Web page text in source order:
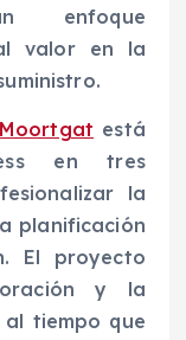
enfoque
valor en la
está
en tres
la
planificación
El proyecto
y la
tiempo que